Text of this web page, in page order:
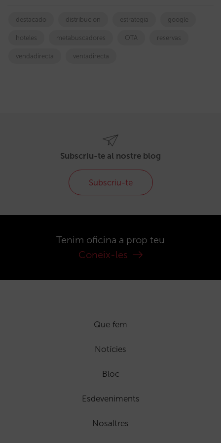
destacado distribucion estrategia google
hoteles metabuscadores OTA reservas
vendadirecta ventadirecta
Subscriu-te al nostre blog
Subscriu-te
Tenim oficina a prop teu
Coneix-les
Que fem
Notícies
Bloc
Esdeveniments
Nosaltres